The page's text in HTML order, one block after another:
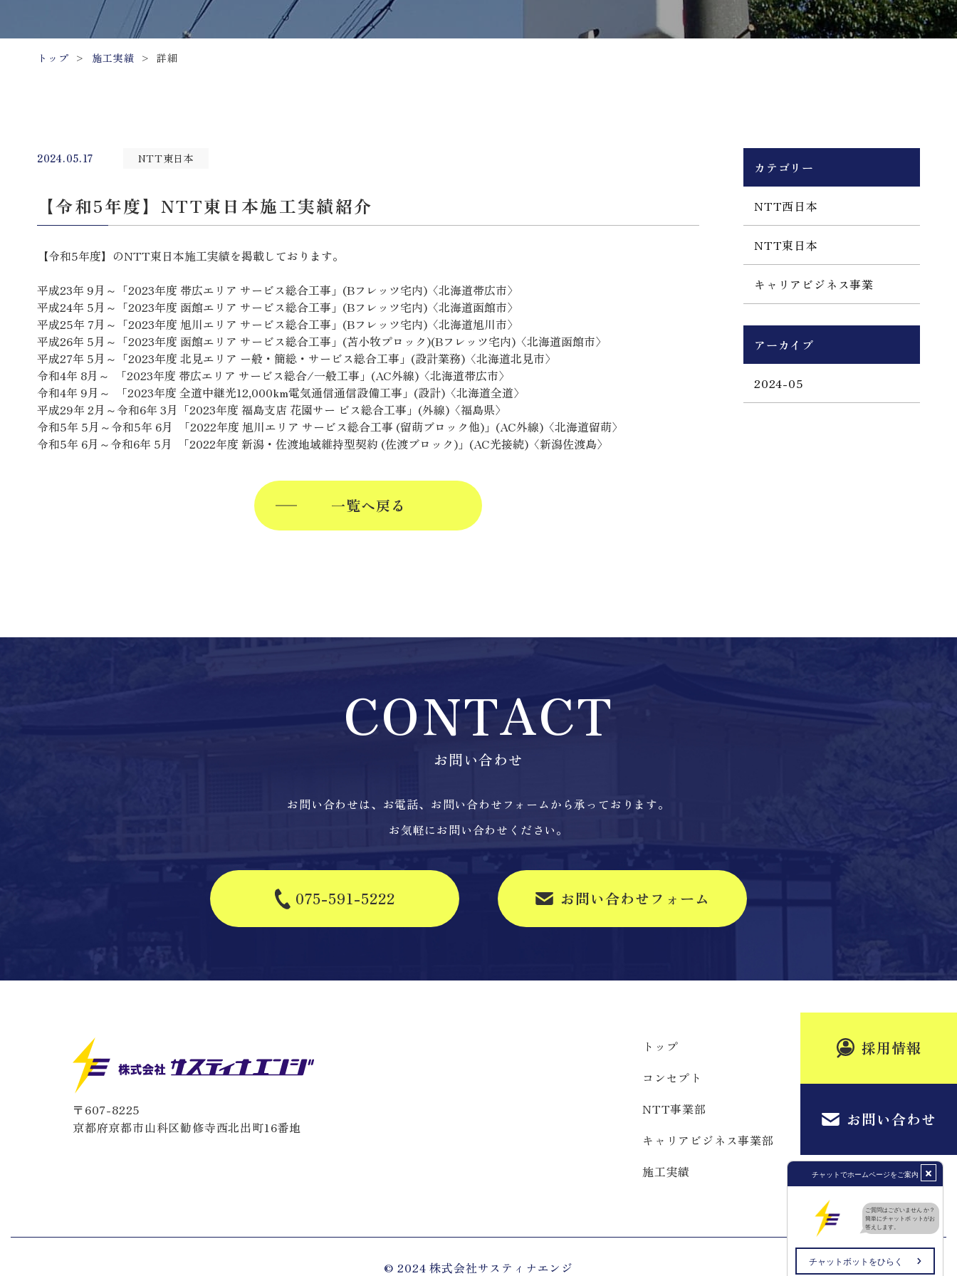
採用情報
お問い合わせ
トップ > 施工実績 > 詳細
2024.05.17 NTT東日本
【令和5年度】NTT東日本施工実績紹介
【令和5年度】のNTT東日本施工実績を掲載しております。
平成23年 9月～「2023年度 帯広エリア サービス総合工事」(Bフレッツ宅内)〈北海道帯広市〉
平成24年 5月～「2023年度 函館エリア サービス総合工事」(Bフレッツ宅内)〈北海道函館市〉
平成25年 7月～「2023年度 旭川エリア サービス総合工事」(Bフレッツ宅内)〈北海道旭川市〉
平成26年 5月～「2023年度 函館エリア サービス総合工事」(苫小牧プロック)(Bフレッツ宅内)〈北海道函館市〉
平成27年 5月～「2023年度 北見エリア ー般・簡総・サービス総合工事」(設計業務)〈北海道北見市〉
令和4年 8月～ 「2023年度 帯広エリア サービス総合/一般工事」(AC外線)〈北海道帯広市〉
令和4年 9月～ 「2023年度 全道中継光12,000km電気通信通信設備工事」(設計)〈北海道全道〉
平成29年 2月～令和6年 3月「2023年度 福島支店 花園サー ビス総合工事」(外線)〈福島県〉
令和5年 5月～令和5年 6月 「2022年度 旭川エリア サービス総合工事 (留萌ブロック他)」(AC外線)〈北海道留萌〉
令和5年 6月～令和6年 5月 「2022年度 新潟・佐渡地域維持型契約 (佐渡ブロック)」(AC光接続)〈新潟佐渡島〉
一覧へ戻る
カテゴリー
NTT西日本
NTT東日本
キャリアビジネス事業
アーカイブ
2024-05
CONTACT
お問い合わせ
お問い合わせは、お電話、お問い合わせフォームから承っております。
お気軽にお問い合わせください。
075-591-5222 お問い合わせフォーム
〒607-8225
京都府京都市山科区勧修寺西北出町16番地
トップ
コンセプト
NTT事業部
キャリアビジネス事業部
施工実績
会社概要
採用情報
© 2024 株式会社サスティナエンジ